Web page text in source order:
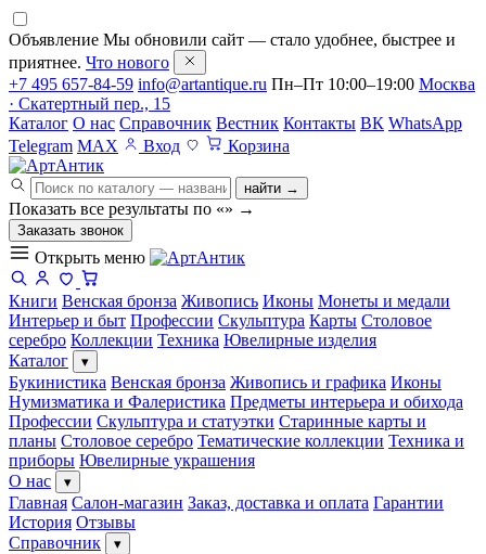
Объявление Мы обновили сайт — стало удобнее, быстрее и
приятнее. Что нового
+7 495 657-84-59 info@artantique.ru Пн–Пт 10:00–19:00 Москва
· Скатертный пер., 15
Каталог О нас Справочник Вестник Контакты ВК WhatsApp
Telegram MAX Вход Корзина
найти →
Показать все результаты по «» →
Заказать звонок
Открыть меню
Книги Венская бронза Живопись Иконы Монеты и медали
Интерьер и быт Профессии Скульптура Карты Столовое
серебро Коллекции Техника Ювелирные изделия
Каталог
▾
Букинистика Венская бронза Живопись и графика Иконы
Нумизматика и Фалеристика Предметы интерьера и обихода
Профессии Скульптура и статуэтки Старинные карты и
планы Столовое серебро Тематические коллекции Техника и
приборы Ювелирные украшения
О нас
▾
Главная Салон-магазин Заказ, доставка и оплата Гарантии
История Отзывы
Справочник
▾